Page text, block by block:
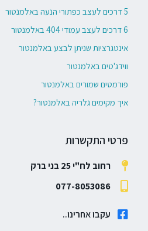
5 דרכים לעצב כפתורי הנעה באלמנטור
6 דרכים לעצב עמודי 404 באלמנטור
אינטגרציות שניתן לבצע באלמנטור
ווידג'טים באלמנטור
פורמטים שמורים באלמנטור
איך מקימים גלריה באלמנטור?
פרטי התקשרות
רחוב לח"י 25 בני ברק
077-8053086
עקבו אחרינו..